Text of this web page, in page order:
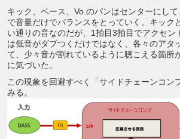
キック、ベース、Vo.のパンはセンターにし
で音量だけでバランスをとっていく。キック
い通りの音なのだが、1拍目3拍目でアクセン
は低音がダブつくだけではなく、各々のアタ
て、少々音が割れているように聴こえる箇所
に気づいた。
この現象を回避すべく「サイドチェーンコン
みる。